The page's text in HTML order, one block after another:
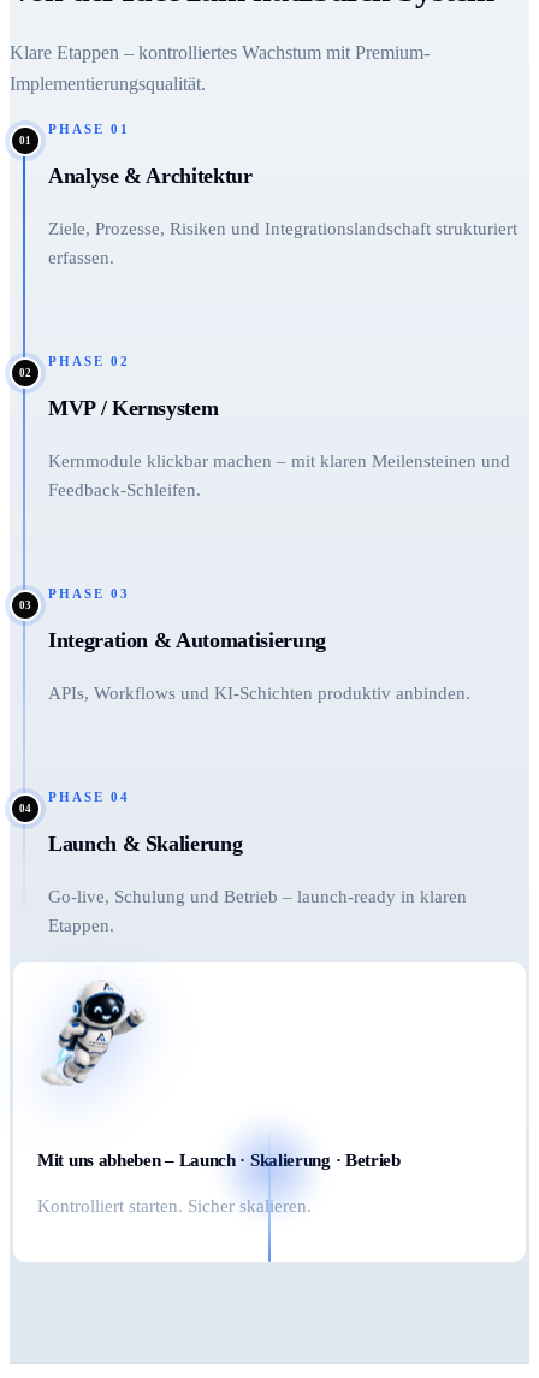
Klare Etappen – kontrolliertes Wachstum mit Premium-
Implementierungsqualität.
01
PHASE 01
Analyse & Architektur
Ziele, Prozesse, Risiken und Integrationslandschaft strukturiert
erfassen.
02
PHASE 02
MVP / Kernsystem
Kernmodule klickbar machen – mit klaren Meilensteinen und
Feedback-Schleifen.
03
PHASE 03
Integration & Automatisierung
APIs, Workflows und KI-Schichten produktiv anbinden.
04
PHASE 04
Launch & Skalierung
Go-live, Schulung und Betrieb – launch-ready in klaren
Etappen.
Mit uns abheben – Launch · Skalierung · Betrieb
Kontrolliert starten. Sicher skalieren.